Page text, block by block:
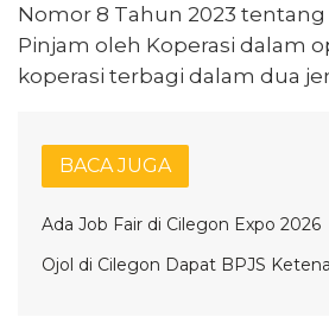
Nomor 8 Tahun 2023 tentang
Pinjam oleh Koperasi dalam
koperasi terbagi dalam dua
BACA JUGA
Ada Job Fair di Cilegon Expo 2026
Ojol di Cilegon Dapat BPJS